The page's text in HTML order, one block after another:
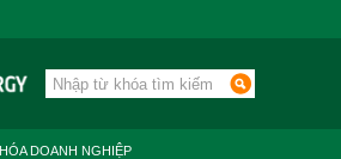
DOANH NGHIỆP